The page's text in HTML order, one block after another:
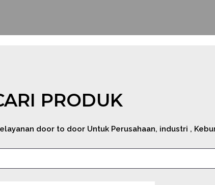
PRODUK
door to door Untuk Perusahaan, industri ,